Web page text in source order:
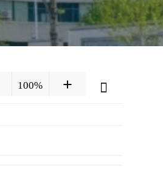
100%